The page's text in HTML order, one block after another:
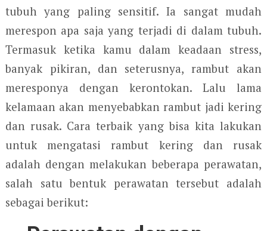
tubuh yang paling sensitif. Ia sangat mudah
merespon apa saja yang terjadi di dalam tubuh.
Termasuk ketika kamu dalam keadaan stress,
banyak pikiran, dan seterusnya, rambut akan
meresponya dengan kerontokan. Lalu lama
kelamaan akan menyebabkan rambut jadi kering
dan rusak. Cara terbaik yang bisa kita lakukan
untuk mengatasi rambut kering dan rusak
adalah dengan melakukan beberapa perawatan,
salah satu bentuk perawatan tersebut adalah
sebagai berikut: